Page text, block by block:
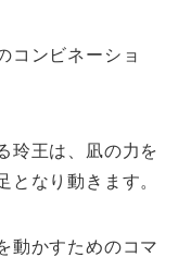
コンビネーショ
玲王は、凪の力を
となり動きます。
動かすためのコマ